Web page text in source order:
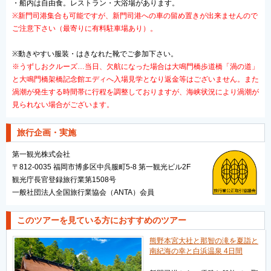
・船内は自由食。レストラン・大浴場があります。
※新門司港集合も可能ですが、新門司港への車の留め置きが出来ませんので
ご注意下さい （最寄りに有料駐車場あり）。
※動きやすい服装・はきなれた靴でご参加下さい。
※うずしおクルーズ…当日、欠航になった場合は大鳴門橋歩道橋「渦の道」
と大鳴門橋架橋記念館エディへ入場見学となり返金等はございません。また
渦潮が発生する時間帯に行程を調整しておりますが、海峡状況により渦潮が
見られない場合がございます。
旅行企画・実施
第一観光株式会社
〒812-0035 福岡市博多区中呉服町5-8 第一観光ビル2F
観光庁長官登録旅行業第1508号
一般社団法人全国旅行業協会（ANTA）会員
このツアーを見ている方におすすめのツアー
熊野本宮大社と那智の滝を夏詣と
南紀海の幸と白浜温泉 4日間